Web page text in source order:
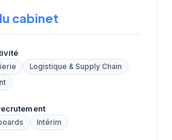
cabinet
Logistique & Supply Chain
Intérim